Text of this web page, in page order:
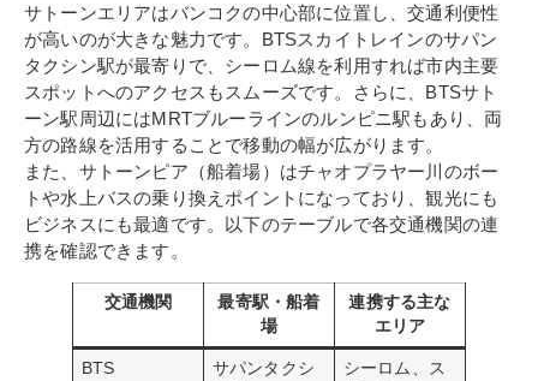
サトーンエリアはバンコクの中心部に位置し、交通利便性
が高いのが大きな魅力です。BTSスカイトレインのサパン
タクシン駅が最寄りで、シーロム線を利用すれば市内主要
スポットへのアクセスもスムーズです。さらに、BTSサト
ーン駅周辺にはMRTブルーラインのルンピニ駅もあり、両
方の路線を活用することで移動の幅が広がります。
また、サトーンピア（船着場）はチャオプラヤー川のボー
トや水上バスの乗り換えポイントになっており、観光にも
ビジネスにも最適です。以下のテーブルで各交通機関の連
携を確認できます。
交通機関
最寄駅・船着
場
連携する主な
エリア
BTS
サパンタクシ
シーロム、ス